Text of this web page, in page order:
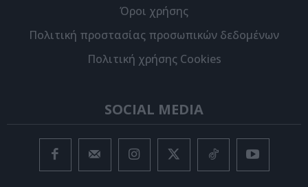
Όροι χρήσης
Πολιτική προστασίας προσωπικών δεδομένων
Πολιτική χρήσης Cookies
SOCIAL MEDIA